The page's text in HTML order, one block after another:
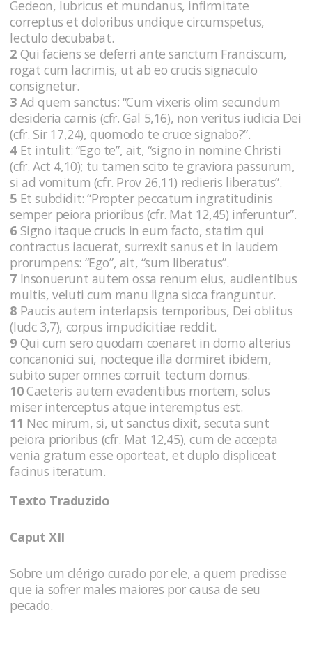
Gedeon, lubricus et mundanus, infirmitate
correptus et doloribus undique circumspetus,
lectulo decubabat.
2 Qui faciens se deferri ante sanctum Franciscum,
rogat cum lacrimis, ut ab eo crucis signaculo
consignetur.
3 Ad quem sanctus: “Cum vixeris olim secundum
desideria carnis (cfr. Gal 5,16), non veritus iudicia Dei
(cfr. Sir 17,24), quomodo te cruce signabo?”.
4Et intulit: “Ego te”, ait, “signo in nomine Christi
(cfr. Act 4,10); tu tamen scito te graviora passurum,
si ad vomitum (cfr. Prov 26,11) redieris liberatus”.
5 Et subdidit: “Propter peccatum ingratitudinis
semper peiora prioribus (cfr. Mat 12,45) inferuntur”.
6 Signo itaque crucis in eum facto, statim qui
contractus iacuerat, surrexit sanus et in laudem
prorumpens: “Ego”, ait, “sum liberatus”.
7 Insonuerunt autem ossa renum eius, audientibus
multis, veluti cum manu ligna sicca franguntur.
8 Paucis autem interlapsis temporibus, Dei oblitus
(Iudc 3,7), corpus impudicitiae reddit.
9 Qui cum sero quodam coenaret in domo alterius
concanonici sui, nocteque illa dormiret ibidem,
subito super omnes corruit tectum domus.
10Caeteris autem evadentibus mortem, solus
miser interceptus atque interemptus est.
11 Nec mirum, si, ut sanctus dixit, secuta sunt
peiora prioribus (cfr. Mat 12,45), cum de accepta
venia gratum esse oporteat, et duplo displiceat
facinus iteratum.
Texto Traduzido
Caput XII
Sobre um clérigo curado por ele, a quem predisse
que ia sofrer males maiores por causa de seu
pecado.